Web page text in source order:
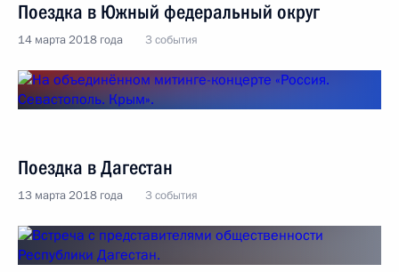
Поездка в Южный федеральный округ
14 марта 2018 года 3 события
Поездка в Дагестан
13 марта 2018 года 3 события